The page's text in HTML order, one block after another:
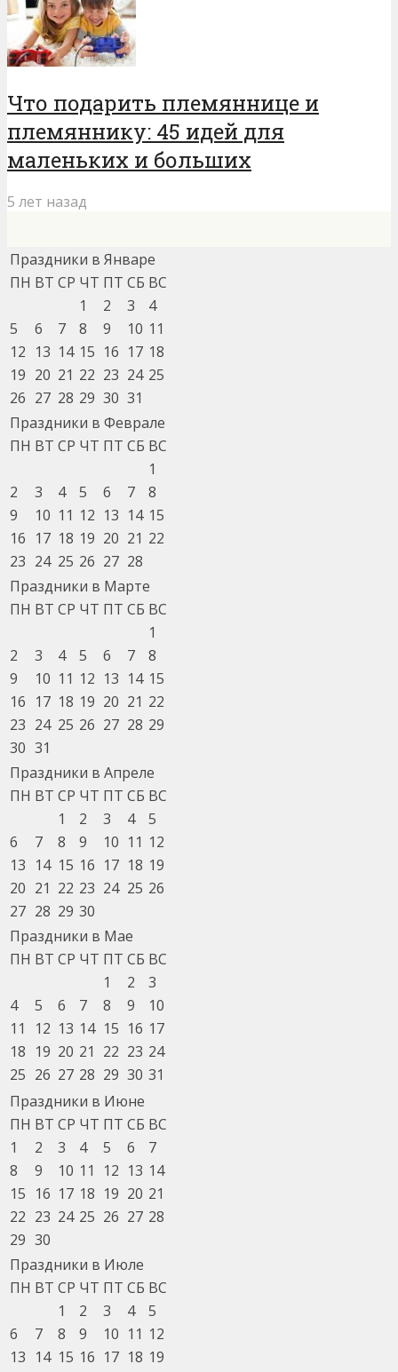
Что подарить племяннице и
племяннику: 45 идей для
маленьких и больших
5 лет назад
Праздники в Январе
ПН ВТ СР ЧТ ПТ СБ ВС
1
2 3
4
5
6 7 8 9 10 11
12 13 14 15 16 17 18
19 20 21 22 23 24 25
26 27 28 29 30 31
Праздники в Феврале
ПН ВТ СР ЧТ ПТ СБ ВС
1
2
3 4 5 6 7
8
9
10 11 12 13 14 15
16 17 18 19 20 21 22
23 24 25 26 27 28
Праздники в Марте
ПН ВТ СР ЧТ ПТ СБ ВС
1
2
3 4 5 6 7
8
9
10 11 12 13 14 15
16 17 18 19 20 21 22
23 24 25 26 27 28 29
30 31
Праздники в Апреле
ПН ВТ СР ЧТ ПТ СБ ВС
1
2 3 4
5
6
7 8 9 10 11 12
13 14 15 16 17 18 19
20 21 22 23 24 25 26
27 28 29 30
Праздники в Мае
ПН ВТ СР ЧТ ПТ СБ ВС
1
2
3
4
5 6 7 8 9
10
11
12 13 14 15 16 17
18 19 20 21 22 23 24
25 26 27 28 29 30 31
Праздники в Июне
ПН ВТ СР ЧТ ПТ СБ ВС
1
2 3 4 5 6
7
8
9 10 11 12 13 14
15 16 17 18 19 20 21
22 23 24 25 26 27 28
29 30
Праздники в Июле
ПН ВТ СР ЧТ ПТ СБ ВС
1
2 3 4
5
6
7 8 9 10 11 12
13 14 15 16 17 18 19